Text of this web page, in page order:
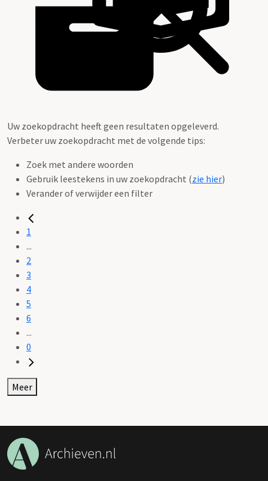
Uw zoekopdracht heeft geen resultaten opgeleverd.
Verbeter uw zoekopdracht met de volgende tips:
Zoek met andere woorden
Gebruik leestekens in uw zoekopdracht (zie hier)
Verander of verwijder een filter
1
...
2
3
4
5
6
...
0
Meer